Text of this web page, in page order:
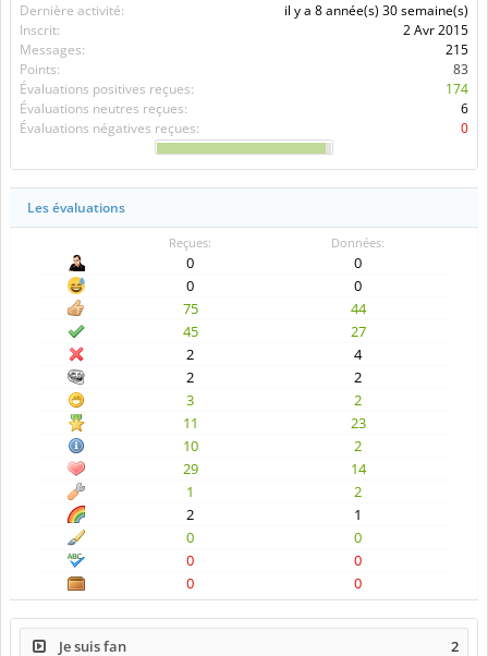
Dernière activité:
il y a 8 année(s) 30 semaine(s)
Inscrit:
2 Avr 2015
Messages:
215
Points:
83
Évaluations positives reçues:
174
Évaluations neutres reçues:
6
Évaluations négatives reçues:
0
Les évaluations
Reçues: Données:
0
0
0
0
75
44
45
27
2
4
2
2
3
2
11
23
10
2
29
14
1
2
2
1
0
0
0
0
0
0
Je suis fan 2